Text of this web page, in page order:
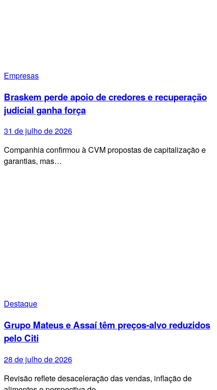
Empresas
Braskem perde apoio de credores e recuperação
judicial ganha força
31 de julho de 2026
Companhia confirmou à CVM propostas de capitalização e
garantias, mas…
Destaque
Grupo Mateus e Assaí têm preços-alvo reduzidos
pelo Citi
28 de julho de 2026
Revisão reflete desaceleração das vendas, inflação de